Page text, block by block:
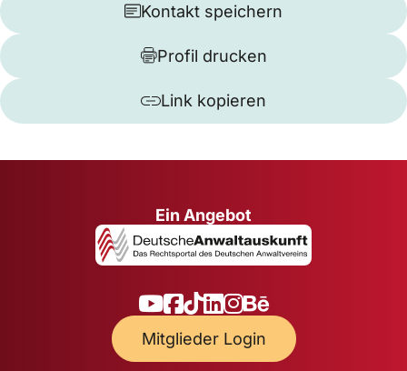
Kontakt speichern
Profil drucken
Link kopieren
Ein Angebot
Mitglieder Login